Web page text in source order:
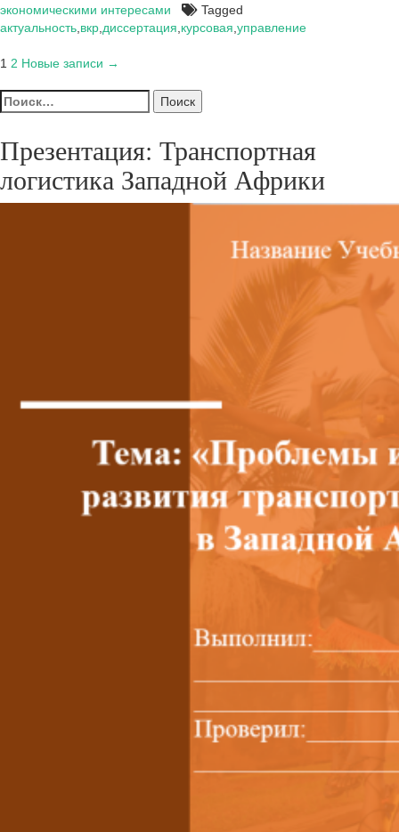
экономическими интересами
Tagged
актуальность вкр диссертация курсовая управление
Пагинация
записей
1 2 Новые записи →
Найти:
Презентация: Транспортная
логистика Западной Африки